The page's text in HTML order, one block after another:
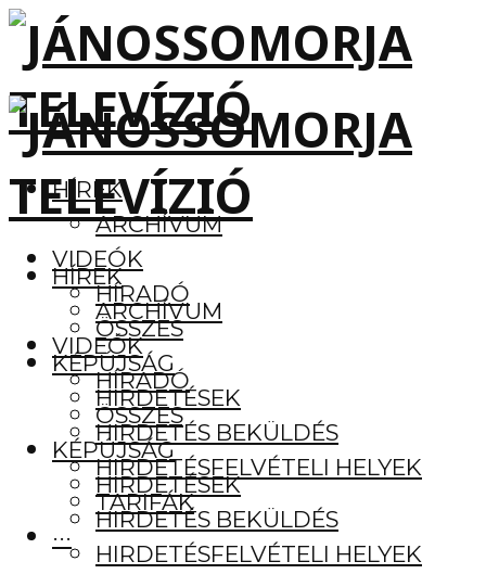
HÍREK
ARCHÍVUM
VIDEÓK
HÍRADÓ
ÖSSZES
KÉPÚJSÁG
HIRDETÉSEK
HIRDETÉS BEKÜLDÉS
HIRDETÉSFELVÉTELI HELYEK
TARIFÁK
···
HÍREK
ARCHÍVUM
VIDEÓK
HÍRADÓ
ÖSSZES
KÉPÚJSÁG
HIRDETÉSEK
HIRDETÉS BEKÜLDÉS
HIRDETÉSFELVÉTELI HELYEK